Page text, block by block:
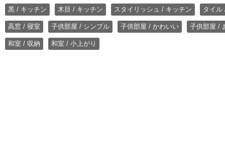
黒 / キッチン 木目 / キッチン スタイリッシュ / キッチン タイル
高窓 / 寝室 子供部屋 / シンプル 子供部屋 / かわいい 子供部屋 /
和室 / 収納 和室 / 小上がり